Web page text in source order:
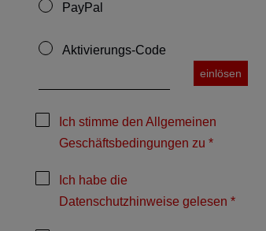
PayPal
Aktivierungs-Code
einlösen
Ich stimme den Allgemeinen
Geschäftsbedingungen zu *
Ich habe die
Datenschutzhinweise gelesen *